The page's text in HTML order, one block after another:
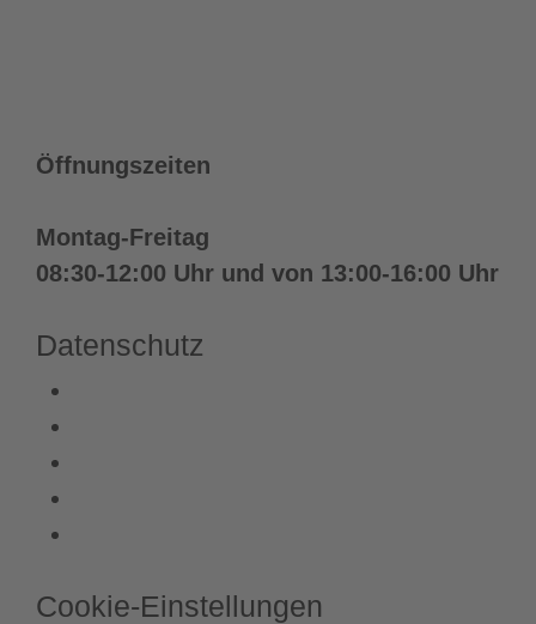
Öffnungszeiten
Montag-Freitag
08:30-12:00 Uhr und von 13:00-16:00 Uhr
Datenschutz
Cookie-Einstellungen